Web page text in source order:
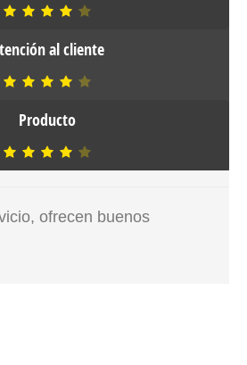
al cliente
Producto
ofrecen buenos